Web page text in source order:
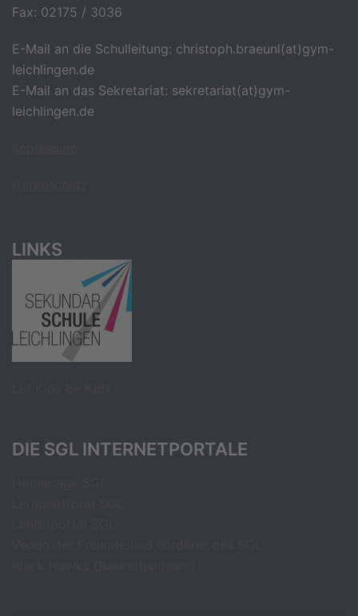
Fax: 02175 / 3036
E-Mail an die Schulleitung: christoph.braeunl(at)gym-
leichlingen.de
E-Mail an das Sekretariat: sekretariat(at)gym-
leichlingen.de
LINKS
DIE SGL INTERNETPORTALE